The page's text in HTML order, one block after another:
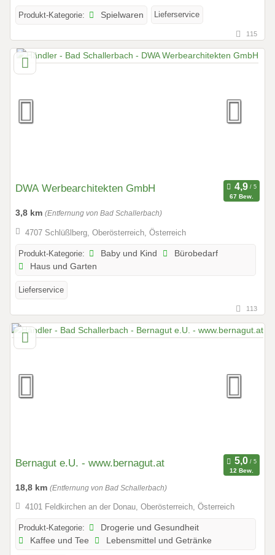
Produkt-Kategorie: Spielwaren Lieferservice
115
DWA Werbearchitekten GmbH
67 Bew.
3,8 km (Entfernung von Bad Schallerbach)
4707 Schlüßlberg, Oberösterreich, Österreich
Produkt-Kategorie: Baby und Kind
Bürobedarf
Haus und Garten
Lieferservice
113
Bernagut e.U. - www.bernagut.at
12 Bew.
18,8 km (Entfernung von Bad Schallerbach)
4101 Feldkirchen an der Donau, Oberösterreich, Österreich
Produkt-Kategorie:
Drogerie und Gesundheit
Kaffee und Tee
Lebensmittel und Getränke